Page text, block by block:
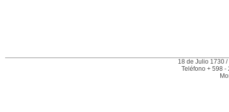
18 de Julio 1730
Teléfono + 598 -